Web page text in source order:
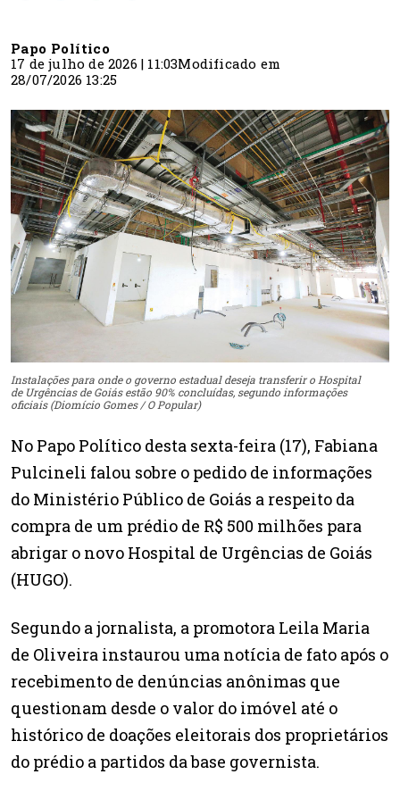
Papo Político
17 de julho de 2026 | 11:03Modificado em
28/07/2026 13:25
Instalações para onde o governo estadual deseja transferir o Hospital
de Urgências de Goiás estão 90% concluídas, segundo informações
oficiais (Diomício Gomes / O Popular)
No Papo Político desta sexta-feira (17), Fabiana
Pulcineli falou sobre o pedido de informações
do Ministério Público de Goiás a respeito da
compra de um prédio de R$ 500 milhões para
abrigar o novo Hospital de Urgências de Goiás
(HUGO).
Segundo a jornalista, a promotora Leila Maria
de Oliveira instaurou uma notícia de fato após o
recebimento de denúncias anônimas que
questionam desde o valor do imóvel até o
histórico de doações eleitorais dos proprietários
do prédio a partidos da base governista.